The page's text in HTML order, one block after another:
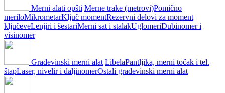
Merni alati opšti Merne trake (metrovi)Pomično
meriloMikrometarKljuč momentRezervni delovi za moment
ključeveLenjiri i šestariMerni sat i stalakUglomeriDubinomer i
visinomer
Građevinski merni alat LibelaPantljika, merni točak i tel.
štapLaser, nivelir i daljinomerOstali građevinski merni alat